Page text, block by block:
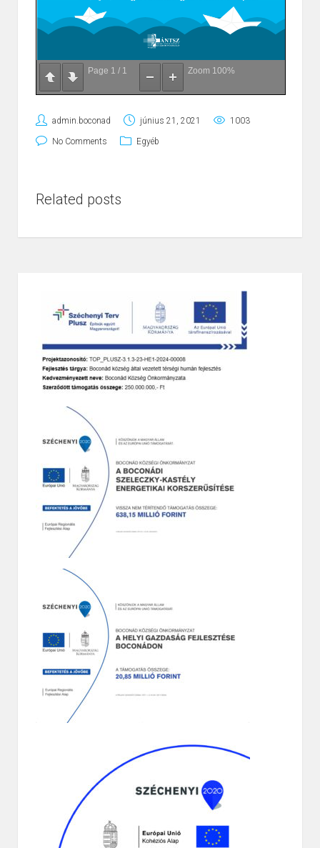
Page 1 / 1 Zoom 100%
admin.boconad június 21, 2021 1003
No Comments Egyéb
Related posts